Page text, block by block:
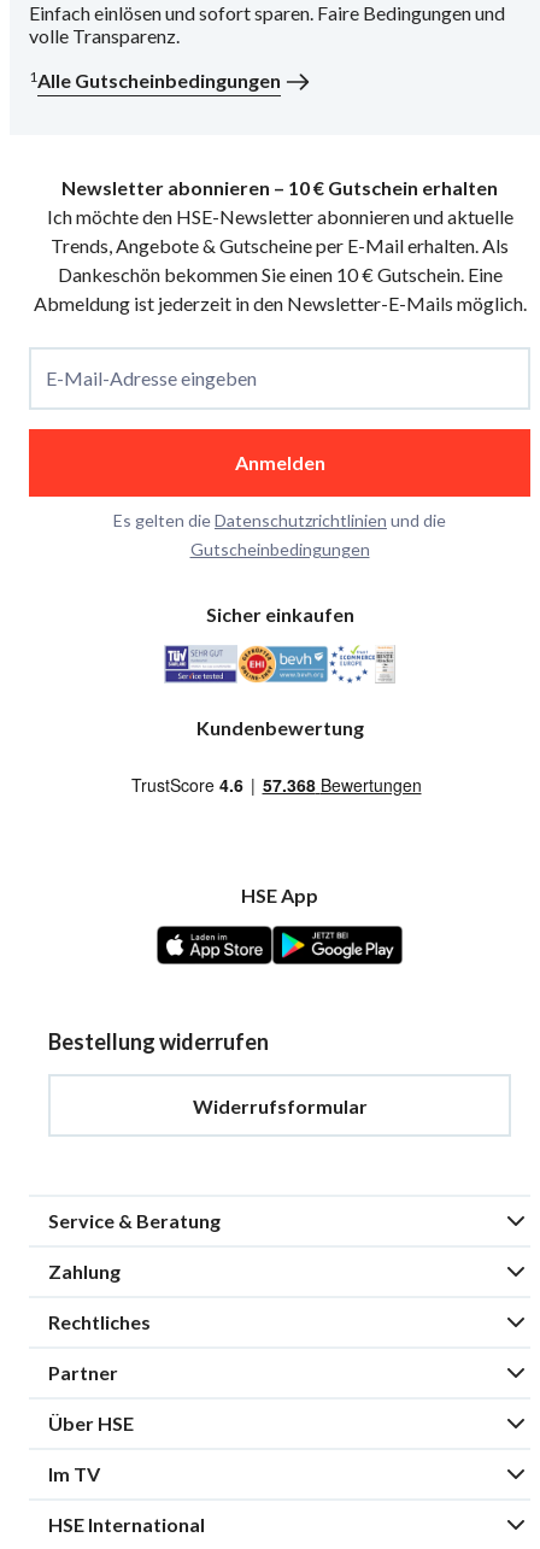
Einfach einlösen und sofort sparen. Faire Bedingungen und
volle Transparenz.
1Alle Gutscheinbedingungen
Newsletter abonnieren – 10 € Gutschein erhalten
Ich möchte den HSE-Newsletter abonnieren und aktuelle
Trends, Angebote & Gutscheine per E-Mail erhalten. Als
Dankeschön bekommen Sie einen 10 € Gutschein. Eine
Abmeldung ist jederzeit in den Newsletter-E-Mails möglich.
E-Mail-Adresse eingeben
Anmelden
Es gelten dieDatenschutzrichtlinien und die
Gutscheinbedingungen
Sicher einkaufen
Kundenbewertung
HSE App
Bestellung widerrufen
Widerrufsformular
Service & Beratung
Zahlung
Rechtliches
Partner
Über HSE
Im TV
HSE International